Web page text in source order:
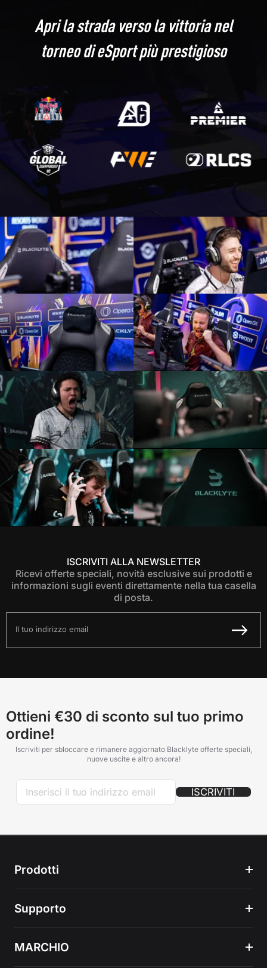
Apri la strada verso la vittoria nel
torneo di eSport più prestigioso
ISCRIVITI ALLA NEWSLETTER
Ricevi offerte speciali, novità esclusive sui prodotti e
informazioni sugli eventi direttamente nella tua casella
di posta.
Il tuo indirizzo email
Ottieni €30 di sconto sul tuo primo
ordine!
Iscriviti per sbloccare e rimanere aggiornato Blacklyte offerte speciali,
nuove uscite e altro ancora!
ISCRIVITI
Prodotti
Supporto
MARCHIO